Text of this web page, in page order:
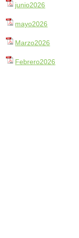
junio2026
mayo2026
Marzo2026
Febrero2026